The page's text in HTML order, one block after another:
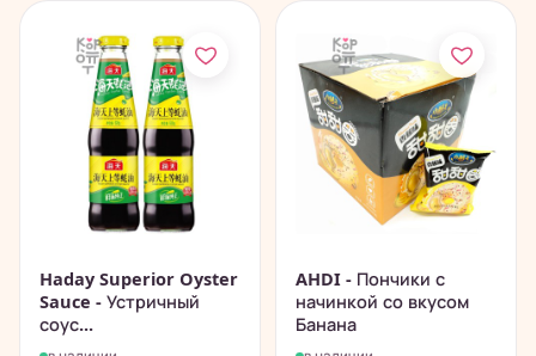
Haday Superior Oyster
Sauce - Устричный
соус...
AHDI - Пончики с
начинкой со вкусом
Банана